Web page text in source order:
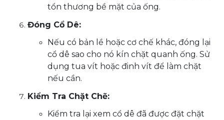
tổn thương bề mặt của ống.
Đóng Cổ Dê:
Nếu có bản lề hoặc cơ chế khác, đóng lại
cổ dê sao cho nó kín chặt quanh ống. Sử
dụng tua vít hoặc đinh vít để làm chặt
nếu cần.
Kiểm Tra Chặt Chẽ:
Kiểm tra lại xem cổ dê đã được đặt chặt